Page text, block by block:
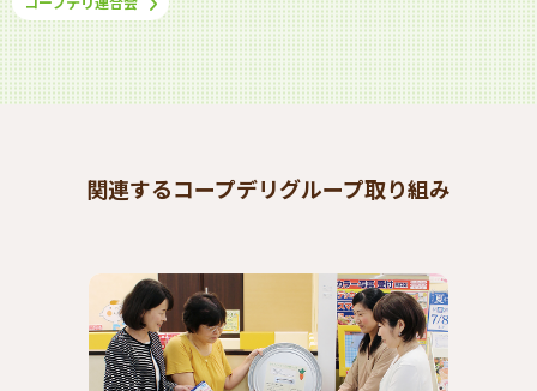
関連するコープデリグループ取り組み